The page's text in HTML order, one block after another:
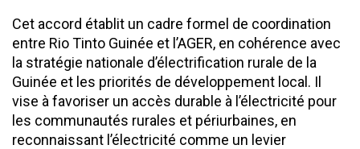
Cet accord établit un cadre formel de coordination
entre Rio Tinto Guinée et l’AGER, en cohérence avec
la stratégie nationale d’électrification rurale de la
Guinée et les priorités de développement local. Il
vise à favoriser un accès durable à l’électricité pour
les communautés rurales et périurbaines, en
reconnaissant l’électricité comme un levier